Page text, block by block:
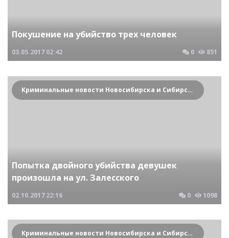
Покушение на убийство трех человек
03.05.2017 02:42 0 851
Криминальные новости Новосибирска и Сибирского региона
Попытка двойного убийства девушек
произошла на ул. Залесского
02.10.2017 22:16 0 1098
Криминальные новости Новосибирска и Сибирского региона